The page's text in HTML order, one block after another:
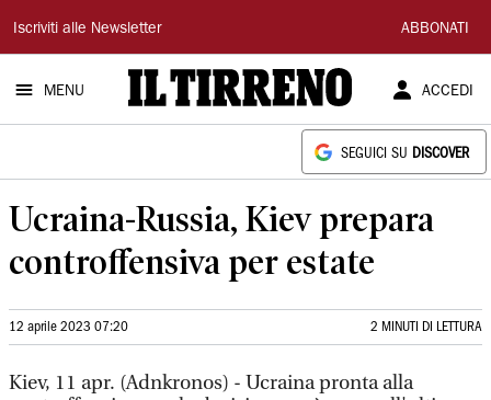
Il
Tirreno
Iscriviti alle Newsletter ABBONATI
MENU ACCEDI
SEGUICI SU DISCOVER
Ucraina-Russia, Kiev prepara
controffensiva per estate
12 aprile 2023 07:20 2 MINUTI DI LETTURA
Kiev, 11 apr. (Adnkronos) - Ucraina pronta alla